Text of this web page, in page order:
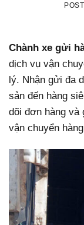
Chành xe gửi
dịch vụ vận
lý. Nhận gửi đa
sản đến hàng
dõi đơn hàng và
vận chuyển